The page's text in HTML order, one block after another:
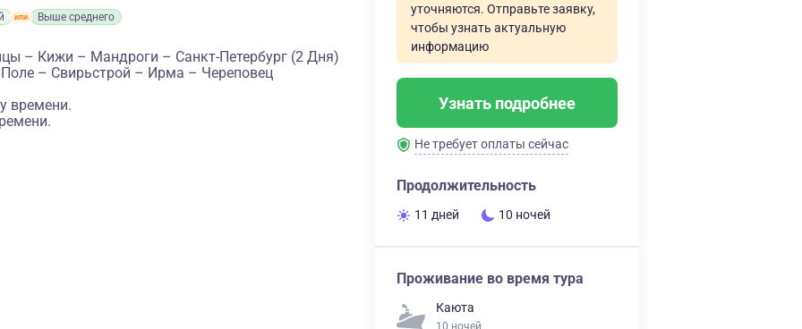
Выше среднего
– Кижи – Мандроги – Санкт-Петербург (2 Дня)
– Свирьстрой – Ирма – Череповец
времени.
уточняются. Отправьте заявку,
чтобы узнать актуальную
информацию
Узнать подробнее
Не требует оплаты сейчас
Продолжительность
11 дней 10 ночей
Проживание во время тура
Каюта
10 ночей